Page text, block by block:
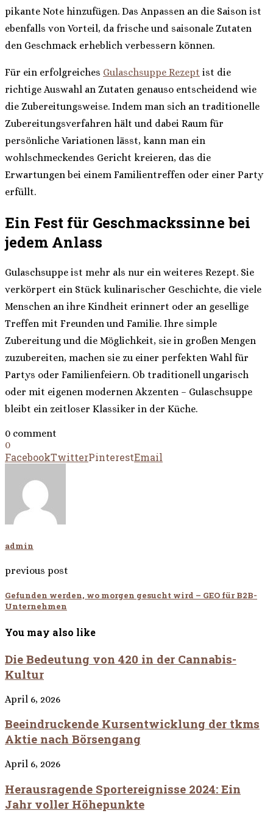
pikante Note hinzufügen. Das Anpassen an die Saison ist
ebenfalls von Vorteil, da frische und saisonale Zutaten
den Geschmack erheblich verbessern können.
Für ein erfolgreiches Gulaschsuppe Rezept ist die
richtige Auswahl an Zutaten genauso entscheidend wie
die Zubereitungsweise. Indem man sich an traditionelle
Zubereitungsverfahren hält und dabei Raum für
persönliche Variationen lässt, kann man ein
wohlschmeckendes Gericht kreieren, das die
Erwartungen bei einem Familientreffen oder einer Party
erfüllt.
Ein Fest für Geschmackssinne bei
jedem Anlass
Gulaschsuppe ist mehr als nur ein weiteres Rezept. Sie
verkörpert ein Stück kulinarischer Geschichte, die viele
Menschen an ihre Kindheit erinnert oder an gesellige
Treffen mit Freunden und Familie. Ihre simple
Zubereitung und die Möglichkeit, sie in großen Mengen
zuzubereiten, machen sie zu einer perfekten Wahl für
Partys oder Familienfeiern. Ob traditionell ungarisch
oder mit eigenen modernen Akzenten – Gulaschsuppe
bleibt ein zeitloser Klassiker in der Küche.
0 comment
0
FacebookTwitterPinterestEmail
admin
previous post
Gefunden werden, wo morgen gesucht wird – GEO für B2B-
Unternehmen
You may also like
Die Bedeutung von 420 in der Cannabis-
Kultur
April 6, 2026
Beeindruckende Kursentwicklung der tkms
Aktie nach Börsengang
April 6, 2026
Herausragende Sportereignisse 2024: Ein
Jahr voller Höhepunkte